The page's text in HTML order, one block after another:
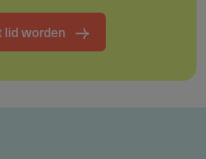
opzet
lid worden